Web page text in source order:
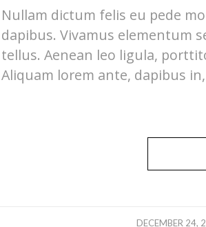
Nullam dictum felis eu pede
dapibus. Vivamus elementum
tellus. Aenean leo ligula,
Aliquam lorem ante, dapibus
DECEMBER 24,
/